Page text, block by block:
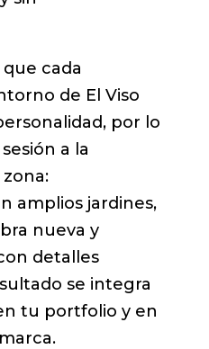
cada
de El Viso
por lo
a la
amplios jardines,
nueva y
detalles
se integra
tu portfolio y en